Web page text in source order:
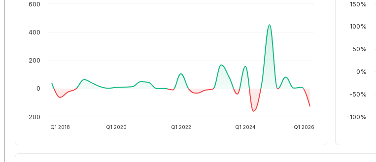
Q1 2018 Q1 2020 Q1 2022 Q1 2024 Q1 2026
-200
0
200
400
600
-100%
-50%
0%
50%
100%
150%